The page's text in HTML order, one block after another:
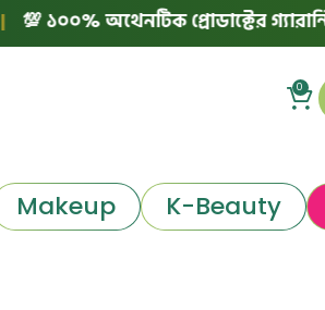
💯 ১০০% অথেনটিক প্রোডাক্টের গ্যারান্টি!
0
Makeup K-Beauty